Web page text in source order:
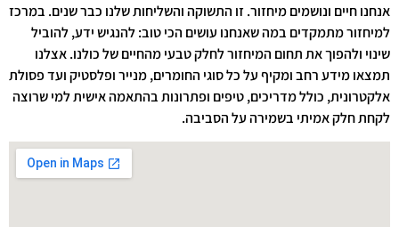
אנחנו חיים ונושמים מיחזור. זו התשוקה והשליחות שלנו כבר שנים. במרכז
למיחזור מתמקדים במה שאנחנו עושים הכי טוב: להנגיש ידע, להוביל
שינוי ולהפוך את תחום המיחזור לחלק טבעי מהחיים של כולנו. אצלנו
תמצאו מידע רחב ומקיף על כל סוגי החומרים, מנייר ופלסטיק ועד פסולת
אלקטרונית, כולל מדריכים, טיפים ופתרונות בהתאמה אישית למי שרוצה
לקחת חלק אמיתי בשמירה על הסביבה.